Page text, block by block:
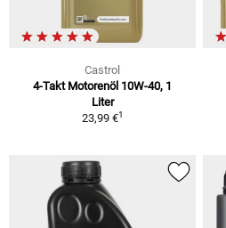
Castrol
4-Takt Motorenöl 10W-40, 1
Liter
23,99 €1